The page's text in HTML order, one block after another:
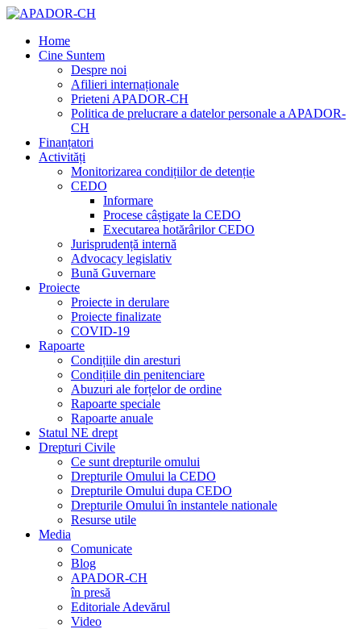
Home
Cine Suntem
Despre noi
Afilieri internaționale
Prieteni APADOR-CH
Politica de prelucrare a datelor personale a APADOR-
CH
Finanțatori
Activități
Monitorizarea condițiilor de detenție
CEDO
Informare
Procese câștigate la CEDO
Executarea hotărârilor CEDO
Jurisprudență internă
Advocacy legislativ
Bună Guvernare
Proiecte
Proiecte in derulare
Proiecte finalizate
COVID-19
Rapoarte
Condițiile din aresturi
Condițiile din penitenciare
Abuzuri ale forțelor de ordine
Rapoarte speciale
Rapoarte anuale
Statul NE drept
Drepturi Civile
Ce sunt drepturile omului
Drepturile Omului la CEDO
Drepturile Omului dupa CEDO
Drepturile Omului în instantele nationale
Resurse utile
Media
Comunicate
Blog
APADOR-CH
în presă
Editoriale Adevărul
Video